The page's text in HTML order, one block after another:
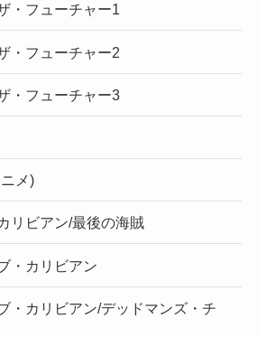
・フューチャー1
・フューチャー2
・フューチャー3
メ)
リビアン/最後の海賊
・カリビアン
・カリビアン/デッドマンズ・チ